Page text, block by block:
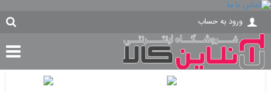
ورود به حساب